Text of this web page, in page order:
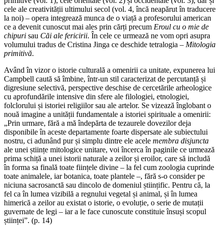
cele ale creativității ultimului secol (vol. 4, încă neapărut în traducere
la noi) – opera integrează munca de o viață a profesorului american
ce a devenit cunoscut mai ales prin cărți precum Eroul cu o mie de
chipuri sau Căi ale fericirii. În cele ce urmează ne vom opri asupra
volumului tradus de Cristina Jinga ce deschide tetralogia – Mitologia
primitivă.
Având în vizor o istorie culturală a omenirii ca unitate, expunerea lui
Campbell caută să îmbine, într-un stil caracterizat de percutanță și
digresiune selectivă, perspective deschise de cercetările arheologice
cu aprofundările intensive din sfere ale filologiei, etnologiei,
folclorului și istoriei religiilor sau ale artelor. Se vizează înglobant o
nouă imagine a unității fundamentale a istoriei spirituale a omenirii:
„Prin urmare, fără a mă îndepărta de tezaurele dovezilor deja
disponibile în aceste departamente foarte dispersate ale subiectului
nostru, ci adunând pur și simplu dintre ele acele membra disjuncta
ale unei științe mitologice unitare, voi încerca în paginile ce urmează
prima schiță a unei istorii naturale a zeilor și eroilor, care să includă
în forma sa finală toate ființele divine – la fel cum zoologia cuprinde
toate animalele, iar botanica, toate plantele –, fără s-o consider pe
niciuna sacrosanctă sau dincolo de domeniul științific. Pentru că, la
fel ca în lumea vizibilă a regnului vegetal și animal, și în lumea
himerică a zeilor au existat o istorie, o evoluție, o serie de mutații
guvernate de legi – iar a le face cunoscute constituie însuși scopul
științei”. (p. 14)